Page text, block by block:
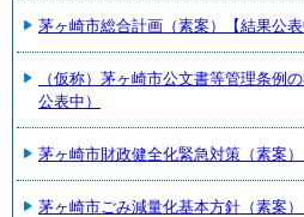
茅ヶ崎市総合計画（素案）【結果公表
（仮称）茅ヶ崎市公文書等管理条例
公表中）
茅ヶ崎市財政健全化緊急対策（素案）
茅ヶ崎市ごみ減量化基本方針（素案）